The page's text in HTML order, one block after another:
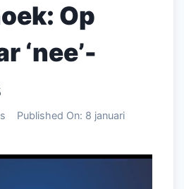
Op
‘nee’-
Published On: 8 januari